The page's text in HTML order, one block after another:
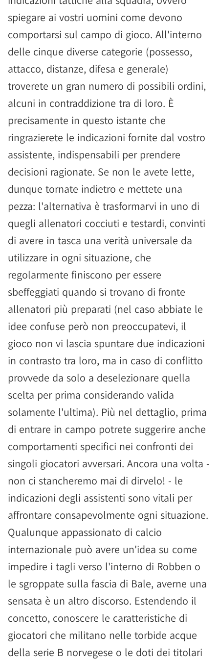
spiegare ai vostri uomini come devono
comportarsi sul campo di gioco. All'interno
delle cinque diverse categorie (possesso,
attacco, distanze, difesa e generale)
troverete un gran numero di possibili ordini,
alcuni in contraddizione tra di loro. È
precisamente in questo istante che
ringrazierete le indicazioni fornite dal vostro
assistente, indispensabili per prendere
decisioni ragionate. Se non le avete lette,
dunque tornate indietro e mettete una
pezza: l'alternativa è trasformarvi in uno di
quegli allenatori cocciuti e testardi, convinti
di avere in tasca una verità universale da
utilizzare in ogni situazione, che
regolarmente finiscono per essere
sbeffeggiati quando si trovano di fronte
allenatori più preparati (nel caso abbiate le
idee confuse però non preoccupatevi, il
gioco non vi lascia spuntare due indicazioni
in contrasto tra loro, ma in caso di conflitto
provvede da solo a deselezionare quella
scelta per prima considerando valida
solamente l'ultima). Più nel dettaglio, prima
di entrare in campo potrete suggerire anche
comportamenti specifici nei confronti dei
singoli giocatori avversari. Ancora una volta -
non ci stancheremo mai di dirvelo! - le
indicazioni degli assistenti sono vitali per
affrontare consapevolmente ogni situazione.
Qualunque appassionato di calcio
internazionale può avere un'idea su come
impedire i tagli verso l'interno di Robben o
le sgroppate sulla fascia di Bale, averne una
sensata è un altro discorso. Estendendo il
concetto, conoscere le caratteristiche di
giocatori che militano nelle torbide acque
della serie B norvegese o le doti dei titolari